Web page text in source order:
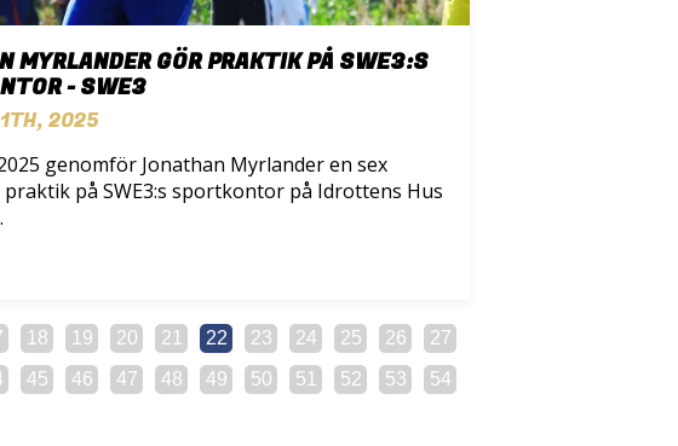
MYRLANDER GÖR PRAKTIK PÅ SWE3:S
- SWE3
2025
genomför Jonathan Myrlander en sex
på SWE3:s sportkontor på Idrottens Hus
18 19 20 21 22 23 24 25 26
27
45 46 47 48 49 50 51 52 53
54